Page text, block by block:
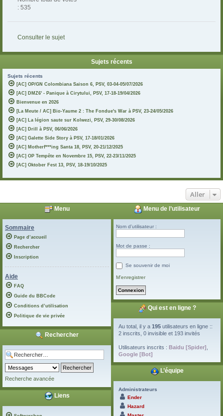
: 535
Consulter le sujet
Sujets récents
Sujets récents
[AC] OP/GN Colombiana Saison 6, PSV, 03-04-05/07/2026
[AC] DMZ6' - Panique à Cirytului, PSV, 17-18-19/04/2026
Bienvenue en 2026
[La Meute / AC] Bio-Yaume 2 : The Fondue's War à PSV, 23-24/05/2026
[AC] La légion saute sur Kolwezi, PSV, 29-30/08/2026
[AC] Drill à PSV, 06/06/2026
[AC] Galette Side Story à PSV, 17-18/01/2026
[AC] Motherf***ing Santa 18, PSV, 20-21/12/2025
[AC] OP Tempête en Novembre 15, PSV, 22-23/11/2025
[AC] Oktober Fest 13, PSV, 18-19/10/2025
Aller
Menu
Sommaire
Page d’accueil
Rechercher
Inscription
Aide
FAQ
Guide du BBCode
Conditions d’utilisation
Politique de vie privée
Rechercher
Recherche avancée
Liens
Menu de l’utilisateur
Nom d’utilisateur :
Mot de passe :
Se souvenir de moi
M’enregistrer
Qui est en ligne ?
Au total, il y a195 utilisateurs en ligne ::
2 inscrits, 0 invisible et 193 invités
Utilisateurs inscrits :Baidu [Spider]
Google [Bot]
L’équipe
Administrateurs
Ender
Hazard